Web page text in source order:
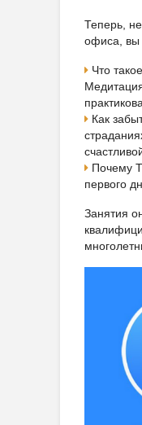
Теперь,
офиса, вы
Что
Как
Почему
первого
Занятия